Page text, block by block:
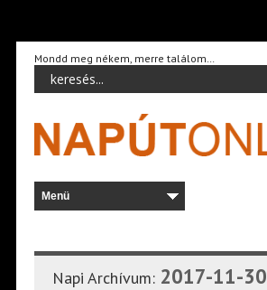
Mondd meg nékem, merre találom…
Napi Archívum: 2017-11-30